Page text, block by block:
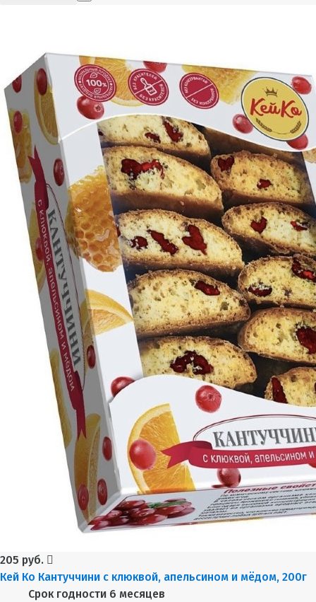
205 руб.
Кей Ко Кантуччини с клюквой, апельсином и мёдом, 200г
Срок годности 6 месяцев